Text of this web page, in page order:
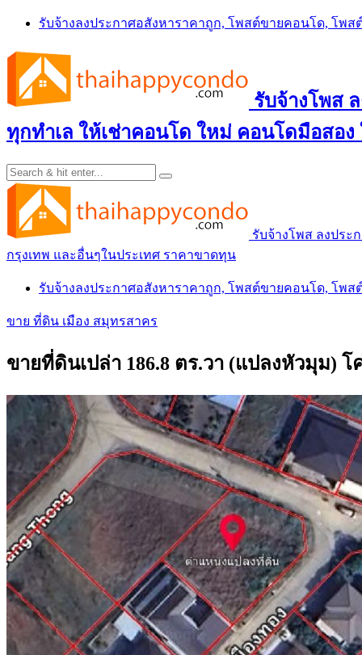
Skip
content
รับจ้างลงประกาศอสังหาราคาถูก, โพสต์ขายคอนโด, โพ
รับจ้างโพส
ทุกทำเล ให้เช่าคอนโด ใหม่ คอนโดมือสอ
รับจ้างโพส ลงปร
กรุงเทพ และอื่นๆในประเทศ ราคาขาดทุน
รับจ้างลงประกาศอสังหาราคาถูก, โพสต์ขายคอนโด, โพ
ขาย ที่ดิน เมือง สมุทรสาคร
ขายที่ดินเปล่า 186.8 ตร.วา (แปลงหัวมุม)